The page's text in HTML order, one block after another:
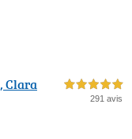
Clara
5,0 étoiles sur 5
291 avis